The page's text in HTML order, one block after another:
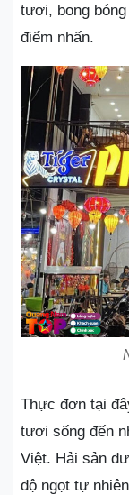
tươi, bong
điểm nhấn.
Thực đơn tại
tươi sống đến
Việt. Hải sản
độ ngọt tự